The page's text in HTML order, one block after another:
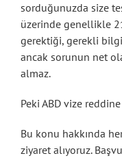
sorduğunuzda size
üzerinde genellikle
gerektiği, gerekli
ancak sorunun net
almaz.
Peki ABD vize
Bu konu hakkında
ziyaret alıyoruz.